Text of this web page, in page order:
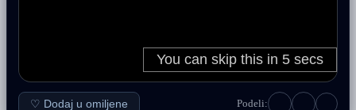
♡ Dodaj u omiljene Podeli: